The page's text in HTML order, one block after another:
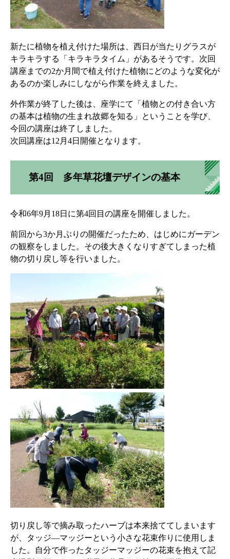
新たに植物を植え付けた場所は、西日が当たりグラスが
キラキラする「キラキラタイム」があるそうです。次回
講座までの2か月間で植え付けた植物にどのような変化が
あるのか楽しみにしながら作業を終えました。
外作業が終了した後は、座学にて「植物との付き合い方
の基本は植物の生まれ故郷を知る」ということを学び、
今回の講座は終了しました。
次回講座は12月4日開催となります。
第4回 多年草花壇デザインの基本
令和6年9月18日に第4回目の講座を開催しました。
前回から3か月ぶりの開催だったため、はじめにガーデン
の観察をしました。その後大きくなりすぎてしまった植
物の切り戻し等を行いました。
​切り戻し等で摘み取ったハーブは本来捨ててしまいます
が、​タッジ―マッジーという小さな花束作りに使用しま
した。自分で作ったタッジーマッジーの花束を抱えて記